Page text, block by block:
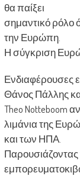
θα παίξει
σημαντικό ρόλο
την Ευρώπη.
Η σύγκριση
Ενδιαφέρουσες
Θάνος Πάλλης
Theo Notteboom
λιμάνια της
και των ΗΠΑ.
Παρουσιάζοντας